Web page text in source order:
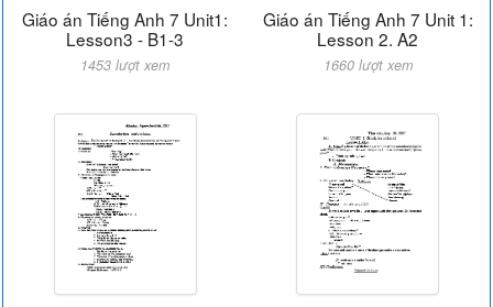
Giáo án Tiếng Anh 7 Unit1:
Lesson3 - B1-3
1453 lượt xem
Giáo án Tiếng Anh 7 Unit 1:
Lesson 2. A2
1660 lượt xem